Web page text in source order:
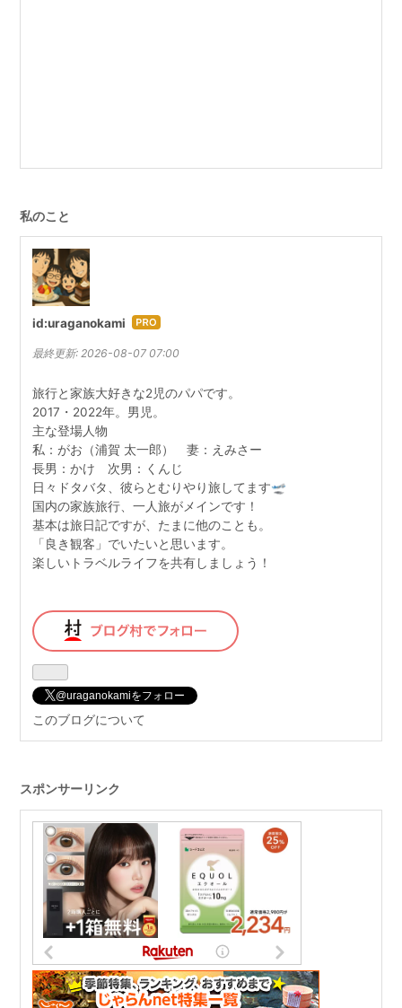
私のこと
id:uraganokami はて
ログ
最終更新:2026-08-07 07:00
旅行と家族大好きな2児のパパです。
2017・2022年。男児。
主な登場人物
私：がお（浦賀 太一郎） 妻：えみさー
長男：かけ 次男：くんじ
日々ドタバタ、彼らとむりやり旅してます🛫
国内の家族旅行、一人旅がメインです！
基本は旅日記ですが、たまに他のことも。
「良き観客」でいたいと思います。
楽しいトラベルライフを共有しましょう！
@uraganokamiをフォロー
このブログについて
スポンサーリンク